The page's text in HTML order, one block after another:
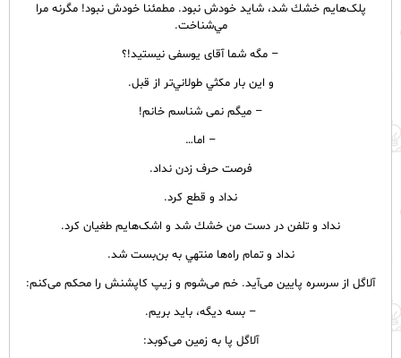
پلک‌هايم خشك شد، شايد خودش نبود. مطمئنا خودش نبود! مگرنه مرا
مي‌شناخت.
– مگه شما آقای یوسفی نيستيد!؟
و اين بار مكثي طولاني‌تر از قبل.
– ميگم نمی شناسم خانم!
– اما…
فرصت حرف زدن نداد.
نداد و قطع كرد.
نداد و تلفن در دست من خشك شد و اشک‌هايم طغيان كرد.
نداد و تمام راه‌ها منتهي به بن‌بست شد.
آلاگل از سرسره پایین می‌آید. خم می‌شوم و زیپ کاپشنش را محکم می‌کنم:
– بسه دیگه، باید بریم‌.
آلاگل پا به زمین می‌کوبد: